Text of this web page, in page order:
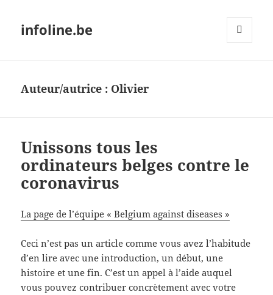
infoline.be
Auteur/autrice : Olivier
Unissons tous les
ordinateurs belges contre le
coronavirus
La page de l’équipe « Belgium against diseases »
Ceci n’est pas un article comme vous avez l’habitude
d’en lire avec une introduction, un début, une
histoire et une fin. C’est un appel à l’aide auquel
vous pouvez contribuer concrètement avec votre